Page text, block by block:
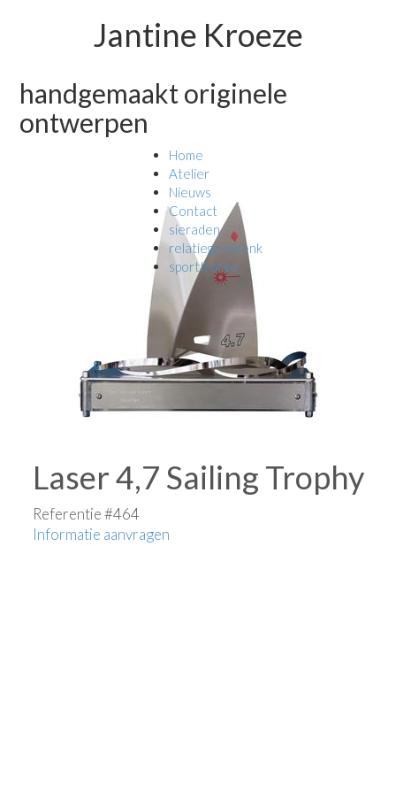
Jantine Kroeze
handgemaakt originele
ontwerpen
Home
Atelier
Nieuws
Contact
sieraden
relatiegeschenk
sporttrofee
Laser 4,7 Sailing Trophy
Referentie #464
Informatie aanvragen